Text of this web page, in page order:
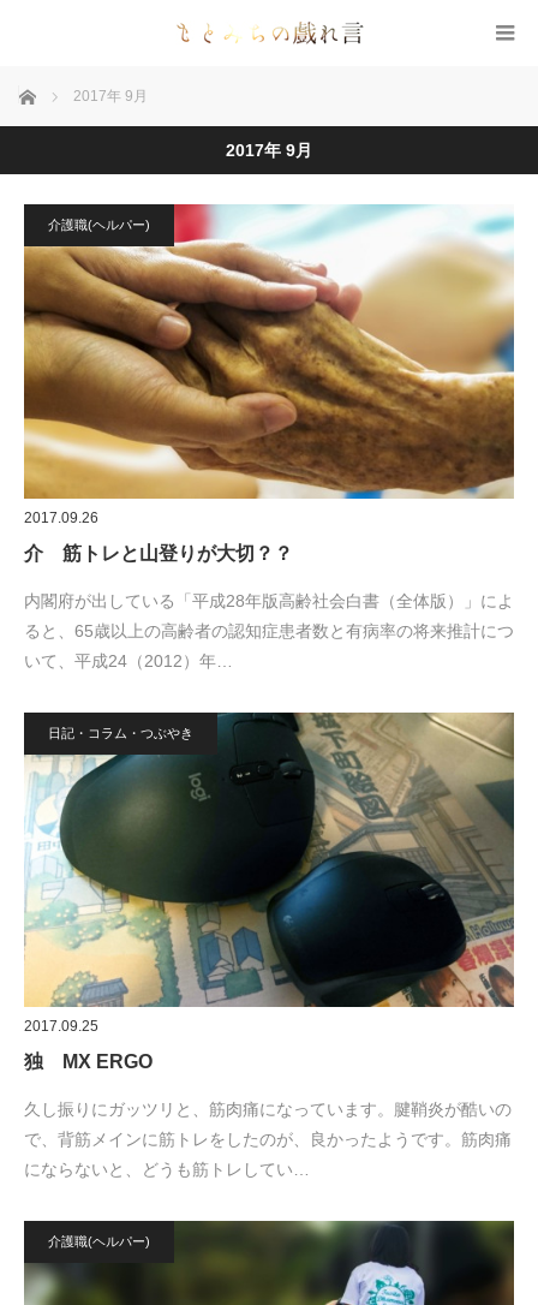
ホーム 2017年 9月
2017年 9月
介護職(ヘルパー)
2017.09.26
介 筋トレと山登りが大切？？
内閣府が出している「平成28年版高齢社会白書（全体版）」によ
ると、65歳以上の高齢者の認知症患者数と有病率の将来推計につ
いて、平成24（2012）年…
日記・コラム・つぶやき
2017.09.25
独 MX ERGO
久し振りにガッツリと、筋肉痛になっています。腱鞘炎が酷いの
で、背筋メインに筋トレをしたのが、良かったようです。筋肉痛
にならないと、どうも筋トレしてい…
介護職(ヘルパー)